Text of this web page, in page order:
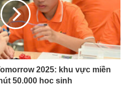
2025: khu vực miền
50.000 hoc sinh